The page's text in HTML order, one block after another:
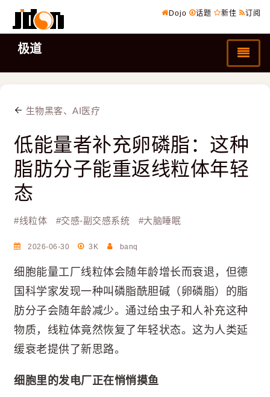
Dojo 话题 新佳 订阅
极道
生物黑客、AI医疗
低能量者补充卵磷脂：这种
脂肪分子能重返线粒体年轻
态
#线粒体 #交感-副交感系统 #大脑睡眠
2026-06-30 3K banq
细胞能量工厂线粒体会随年龄增长而衰退，但德
国科学家发现一种叫磷脂酰胆碱（卵磷脂）的脂
肪分子会随年龄减少。通过给虫子和人补充这种
物质，线粒体竟然恢复了年轻状态。这为人类延
缓衰老提供了新思路。
细胞里的发电厂正在悄悄摸鱼